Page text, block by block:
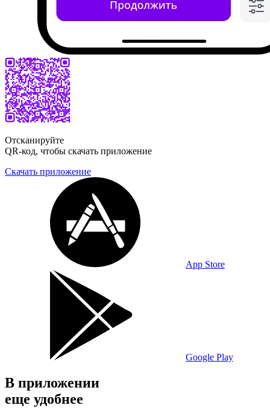
Отсканируйте
QR-код, чтобы скачать приложение
Скачать приложение
App Store
Google Play
В приложении
еще удобнее